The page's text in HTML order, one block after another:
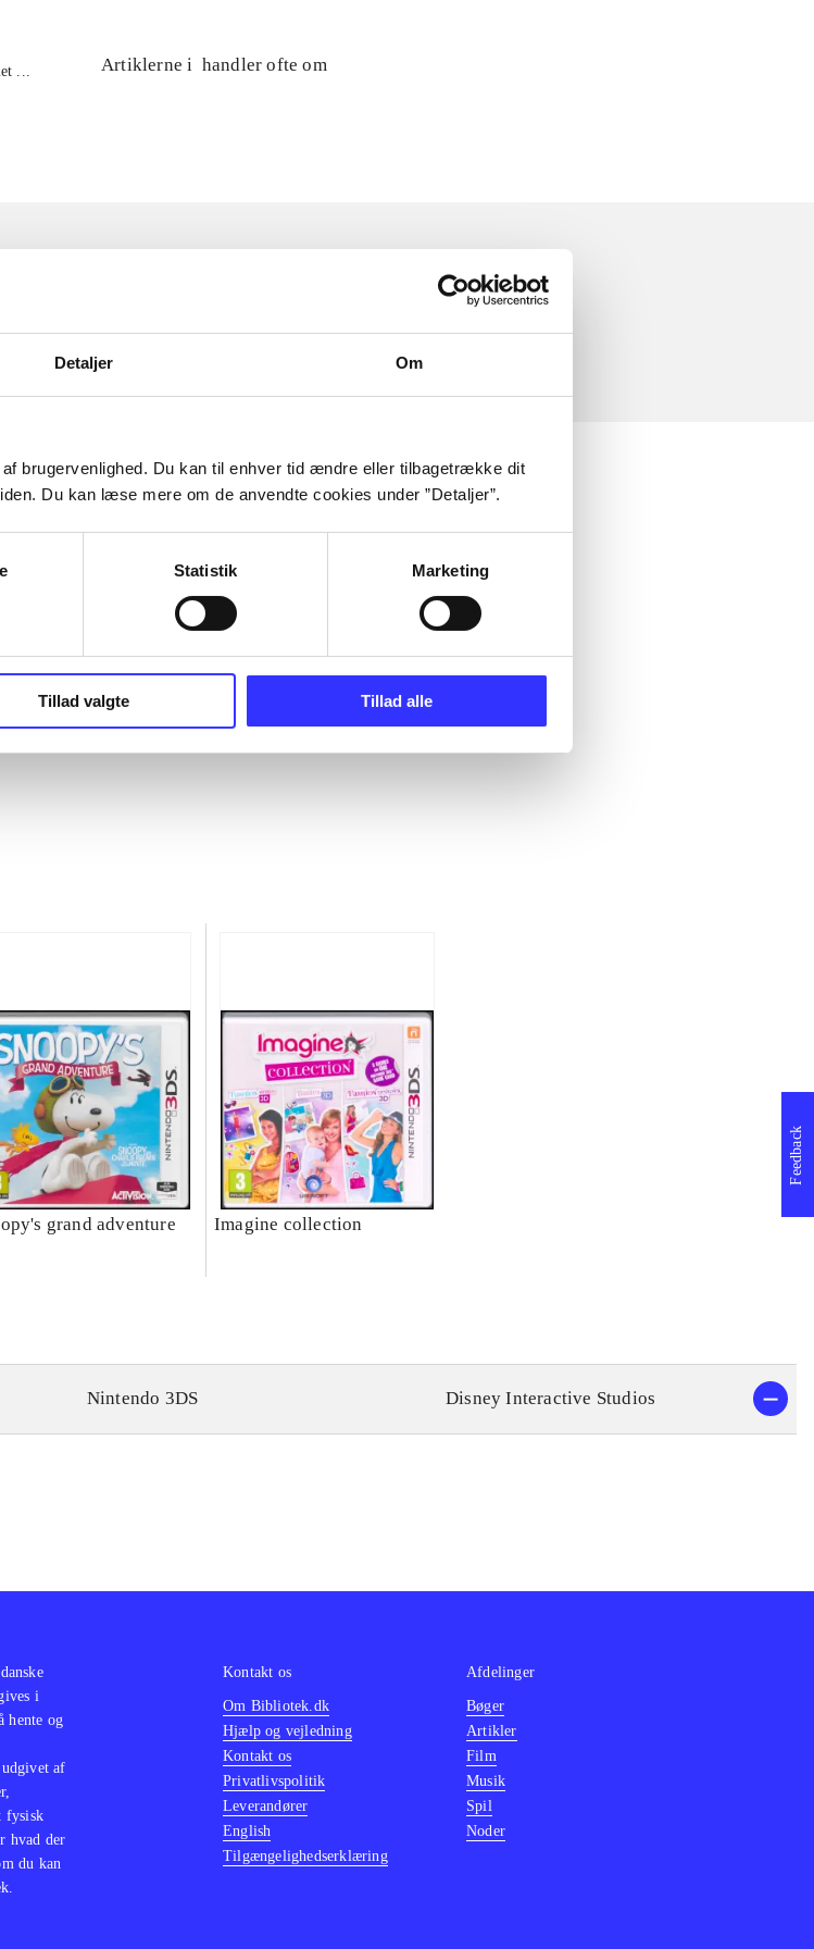
Detaljer Om
brugervenlighed. Du kan til enhver tid ændre eller tilbagetrække dit
Du kan læse mere om de anvendte cookies under ”Detaljer”.
Statistik Marketing
Tillad valgte Tillad alle
...
Artiklerne i handler ofte om
grand adventure Imagine collection
Nintendo 3DS Disney Interactive Studios
Feedback
i
hente og
af
fysisk
hvad der
du kan
Kontakt os
Om Bibliotek.dk
Hjælp og vejledning
Kontakt os
Privatlivspolitik
Leverandører
English
Tilgængelighedserklæring
Afdelinger
Bøger
Artikler
Film
Musik
Spil
Noder